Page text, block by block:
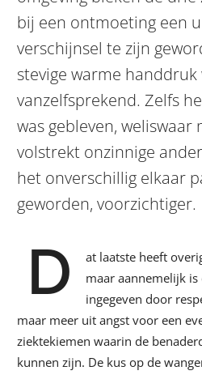
bij een ontmoeting een
verschijnsel te zijn
stevige warme
vanzelfsprekend. Zelfs
was gebleven,
volstrekt onzinnige
het onverschillig elkaar
geworden, voorzichtiger.
D
at laatste heeft
maar aannemelijk
ingegeven door
maar meer uit angst voor een
ziektekiemen waarin de
kunnen zijn. De kus op de